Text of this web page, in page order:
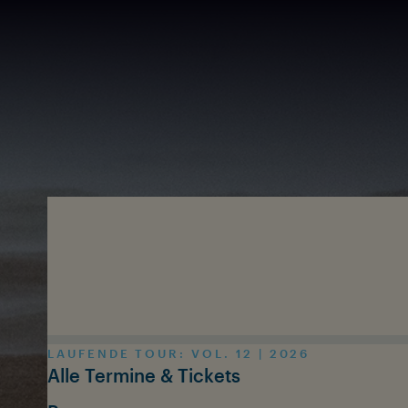
LAUFENDE TOUR: VOL. 12 | 2026
Alle Termine & Tickets